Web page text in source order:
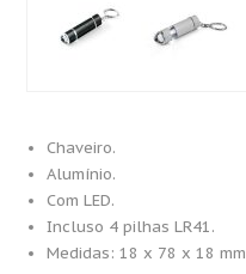
Chaveiro.
Alumínio.
Com LED.
Incluso 4 pilhas LR41.
Medidas: 18 x 78 x 18 mm